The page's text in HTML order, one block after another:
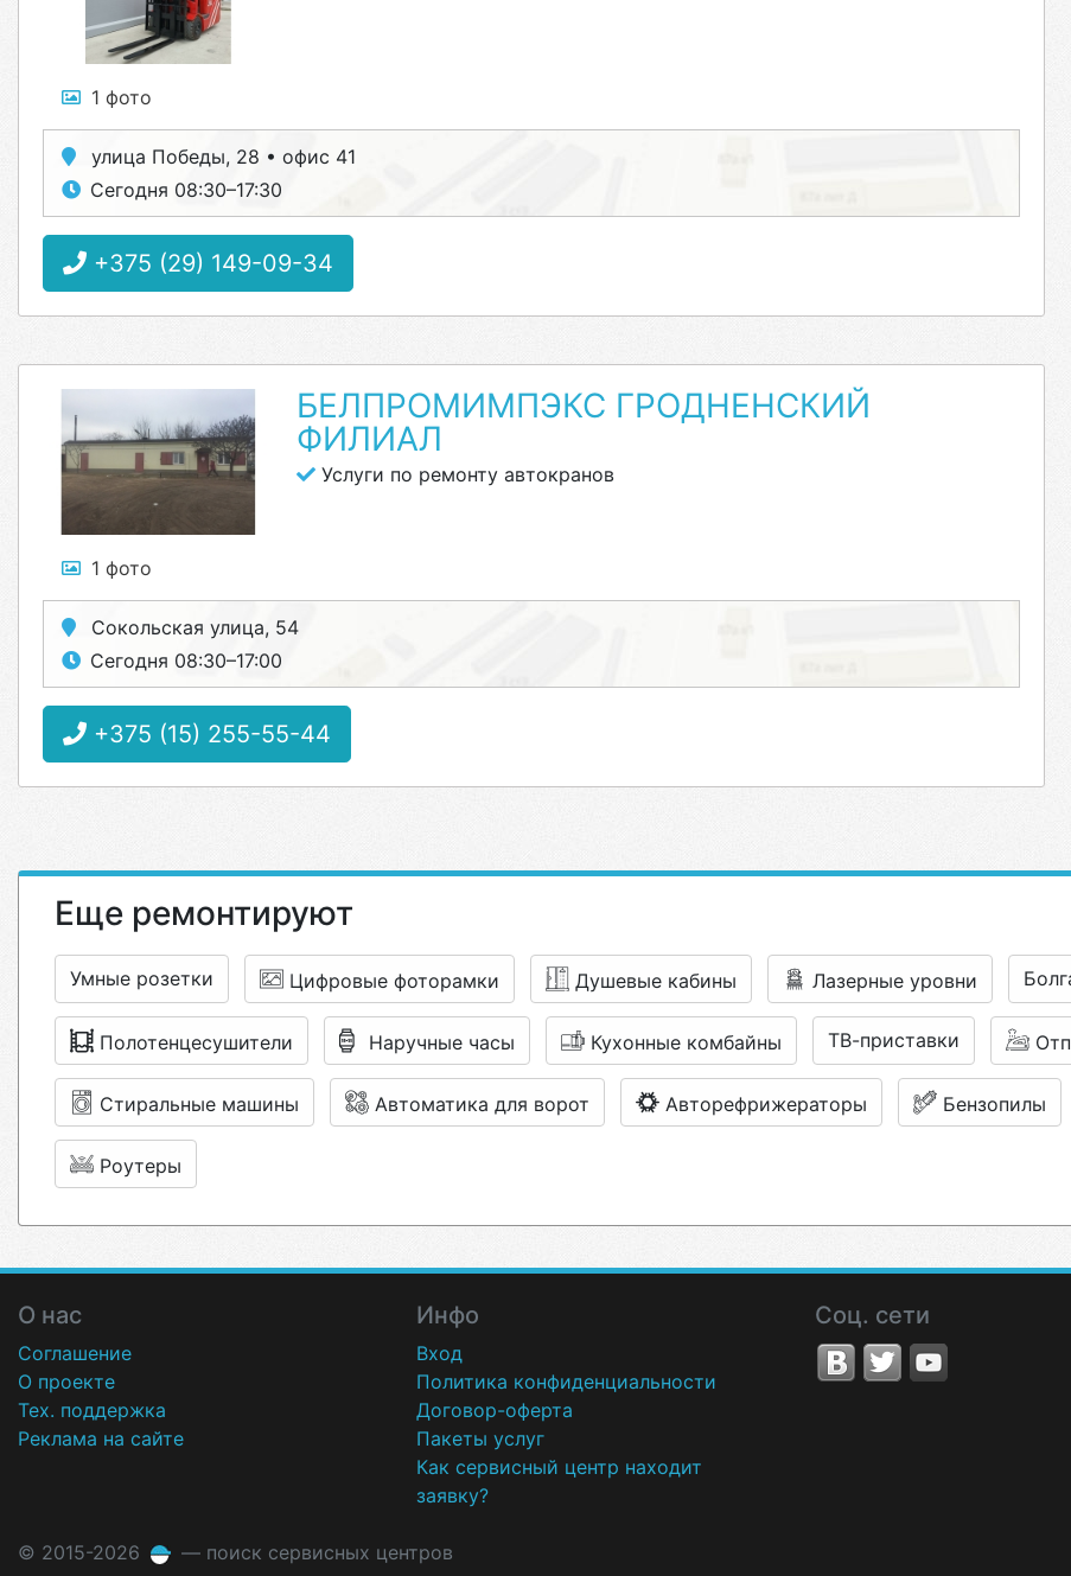
1 фото
улица Победы, 28 • офис 41
Сегодня 08:30–17:30
+375 (29) 149-09-34
1 фото
БЕЛПРОМИМПЭКС ГРОДНЕНСКИЙ
ФИЛИАЛ
Услуги по ремонту автокранов
Сокольская улица, 54
Сегодня 08:30–17:00
+375 (15) 255-55-44
Еще ремонтируют
Умные розетки Цифровые фоторамки Душевые кабины Лазерные уровни
Полотенцесушители Наручные часы Кухонные комбайны ТВ-приставки
Стиральные машины Автоматика для ворот Авторефрижераторы Бензопилы
Роутеры
О нас
Соглашение
О проекте
Тех. поддержка
Реклама на сайте
Инфо
Вход
Политика конфиденциальности
Договор-оферта
Пакеты услуг
Как сервисный центр находит
заявку?
Соц. сети
© 2015-2026 — поиск сервисных центров